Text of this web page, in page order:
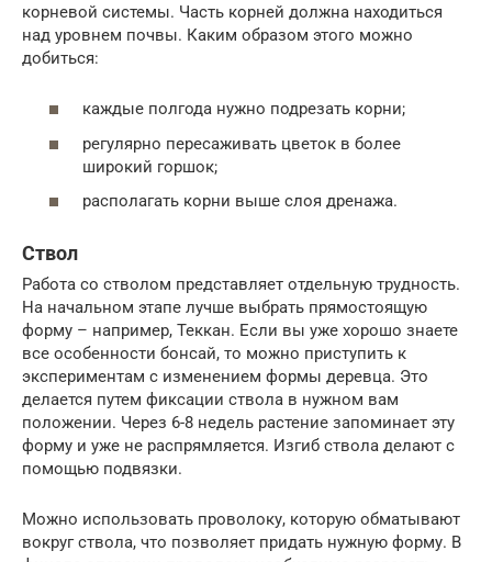
корневой системы. Часть корней должна находиться
над уровнем почвы. Каким образом этого можно
добиться:
каждые полгода нужно подрезать корни;
регулярно пересаживать цветок в более
широкий горшок;
располагать корни выше слоя дренажа.
Ствол
Работа со стволом представляет отдельную трудность.
На начальном этапе лучше выбрать прямостоящую
форму – например, Теккан. Если вы уже хорошо знаете
все особенности бонсай, то можно приступить к
экспериментам с изменением формы деревца. Это
делается путем фиксации ствола в нужном вам
положении. Через 6-8 недель растение запоминает эту
форму и уже не распрямляется. Изгиб ствола делают с
помощью подвязки.
Можно использовать проволоку, которую обматывают
вокруг ствола, что позволяет придать нужную форму. В